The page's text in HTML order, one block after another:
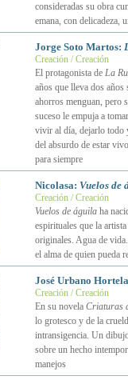
consideradas su obra
emana, con delicadeza,
Jorge Soto Martos:
Creación / Creación
El protagonista de La
años que lleva dos
ahorros menguan, pero
suceso le empuja a
vivir al día, dejarlo todo
del absurdo de estar
para siempre
Nicolasa: Vuelos de
Creación / Creación
Vuelos de águilaha
espirituales que la
originales. Agua de
el alma de quien pueda
José Urbano
Creación / Creación
En su novela Criaturas
lo grotesco y de la
intransigencia. Un
sobre un hecho
manejos